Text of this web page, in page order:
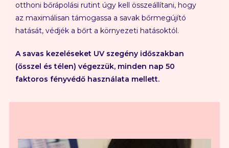
otthoni bőrápolási rutint úgy kell összeállítani, hogy
az maximálisan támogassa a savak bőrmegújító
hatását, védjék a bőrt a környezeti hatásoktól.
A savas kezeléseket UV szegény időszakban
(ősszel és télen) végezzük, minden nap 50
faktoros fényvédő használata mellett.